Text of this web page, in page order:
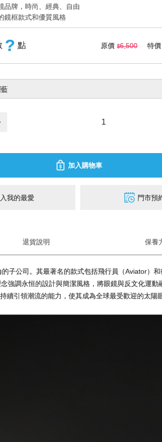
品牌，時尚、經典、自由
鏡框款式和優質風格
? 點 原價 6,500 特價
加入購物車
我的最愛 門市預
退貨說明 保養
子公司。其最著名的款式包括飛行員（Aviator）
強調永恒的設計與簡潔風格，將眼鏡與反文化運動
引領潮流的能力，使其成為全球最受歡迎的太陽